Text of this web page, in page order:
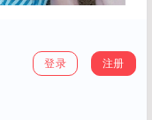
登录 注册